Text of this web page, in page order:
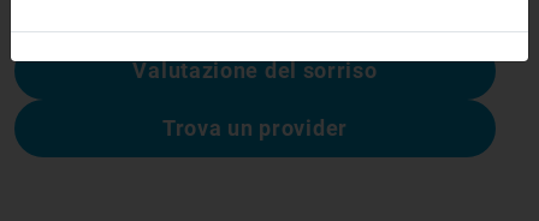
Valutazione del sorriso
Trova un provider